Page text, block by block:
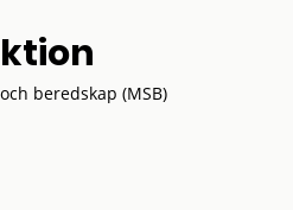
beredskap (MSB)